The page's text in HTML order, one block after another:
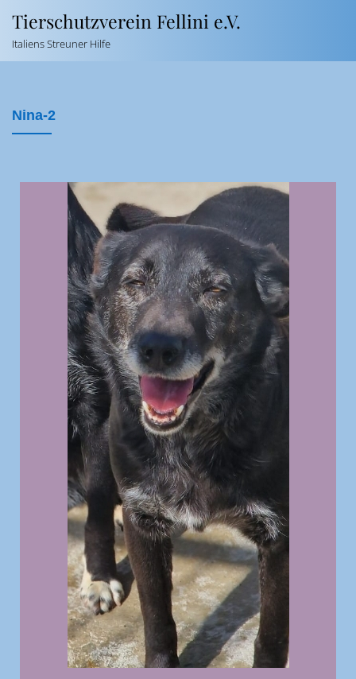
Tierschutzverein Fellini e.V.
Italiens Streuner Hilfe
Nina-2